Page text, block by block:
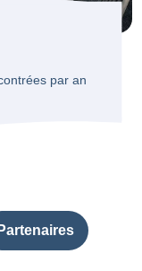
par an
Partenaires